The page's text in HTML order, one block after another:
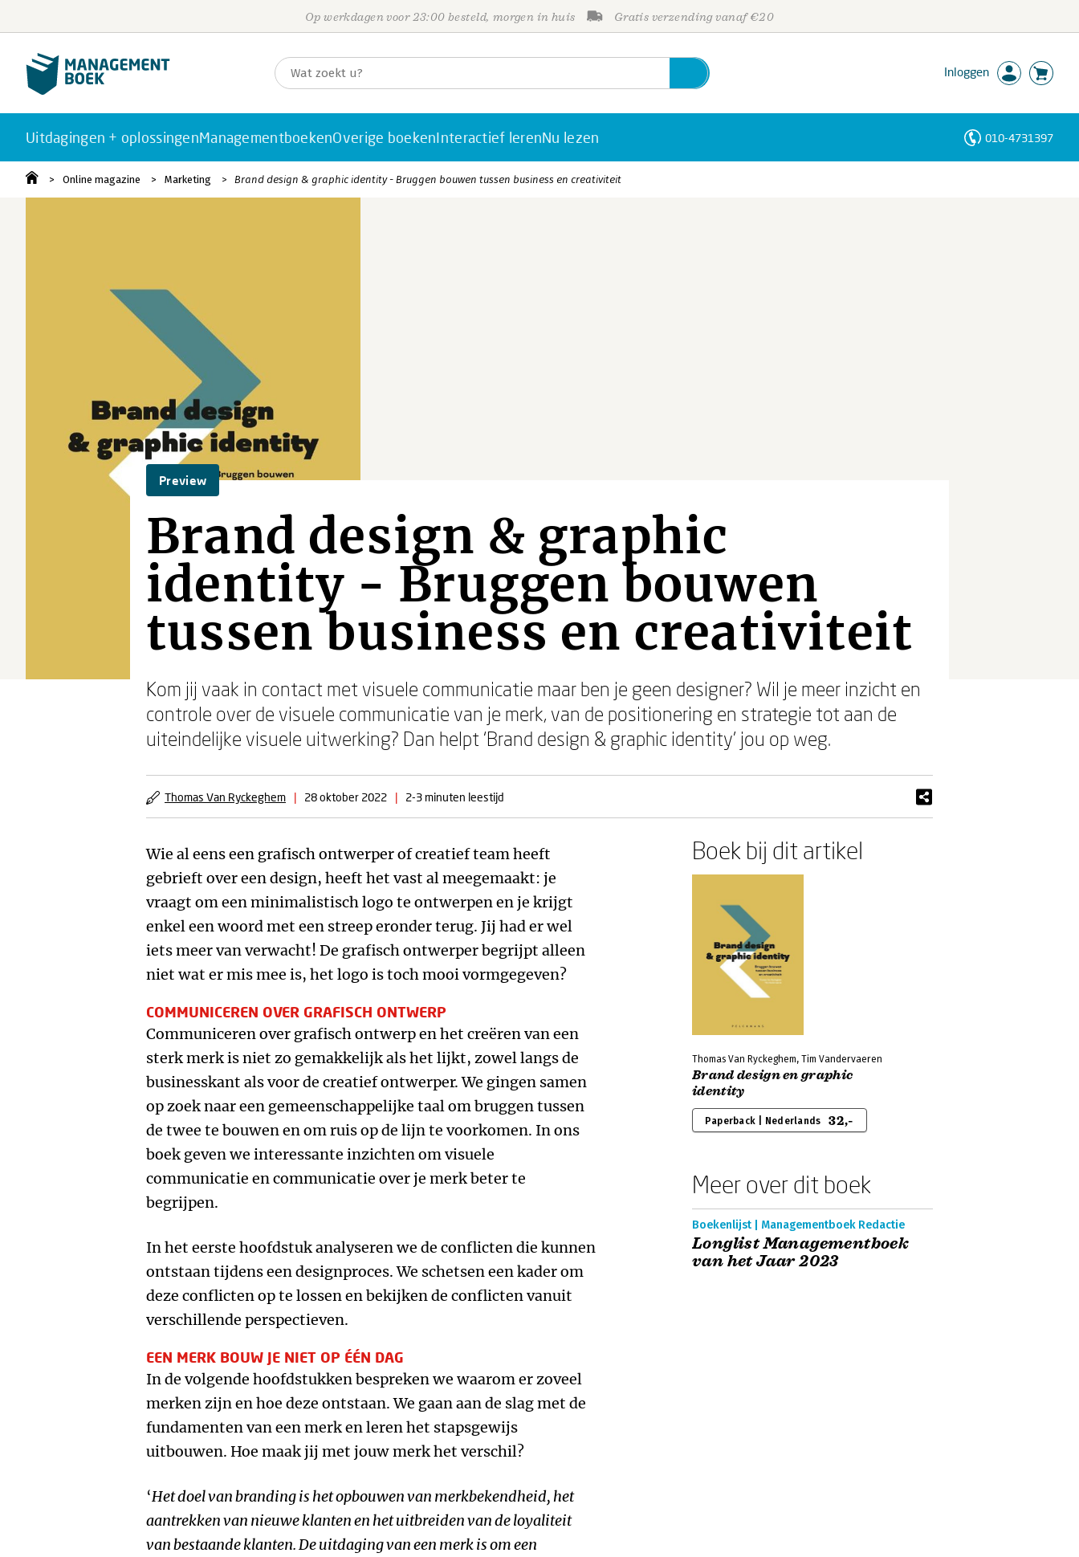
Op werkdagen voor 23:00 besteld, morgen in huis Gratis verzending vanaf €20
Inloggen
Uitdagingen + oplossingenManagementboekenOverige boekenInteractief lerenNu lezen 010-4731397
Online magazine Marketing Brand design & graphic identity - Bruggen bouwen tussen business en creativiteit
Preview
Brand design & graphic
identity - Bruggen bouwen
tussen business en creativiteit
Kom jij vaak in contact met visuele communicatie maar ben je geen designer? Wil je meer inzicht en
controle over de visuele communicatie van je merk, van de positionering en strategie tot aan de
uiteindelijke visuele uitwerking? Dan helpt ‘Brand design & graphic identity’ jou op weg.
Thomas Van Ryckeghem | 28 oktober 2022 | 2-3 minuten leestijd
Wie al eens een grafisch ontwerper of creatief team heeft
gebrieft over een design, heeft het vast al meegemaakt: je
vraagt om een minimalistisch logo te ontwerpen en je krijgt
enkel een woord met een streep eronder terug. Jij had er wel
iets meer van verwacht! De grafisch ontwerper begrijpt alleen
niet wat er mis mee is, het logo is toch mooi vormgegeven?
COMMUNICEREN OVER GRAFISCH ONTWERP
Communiceren over grafisch ontwerp en het creëren van een
sterk merk is niet zo gemakkelijk als het lijkt, zowel langs de
businesskant als voor de creatief ontwerper. We gingen samen
op zoek naar een gemeenschappelijke taal om bruggen tussen
de twee te bouwen en om ruis op de lijn te voorkomen. In ons
boek geven we interessante inzichten om visuele
communicatie en communicatie over je merk beter te
begrijpen.
In het eerste hoofdstuk analyseren we de conflicten die kunnen
ontstaan tijdens een designproces. We schetsen een kader om
deze conflicten op te lossen en bekijken de conflicten vanuit
verschillende perspectieven.
EEN MERK BOUW JE NIET OP ÉÉN DAG
In de volgende hoofdstukken bespreken we waarom er zoveel
merken zijn en hoe deze ontstaan. We gaan aan de slag met de
fundamenten van een merk en leren het stapsgewijs
uitbouwen. Hoe maak jij met jouw merk het verschil?
‘Het doel van branding is het opbouwen van merkbekendheid, het
aantrekken van nieuwe klanten en het uitbreiden van de loyaliteit
van bestaande klanten. De uitdaging van een merk is om een
Boek bij dit artikel
Thomas Van Ryckeghem, Tim Vandervaeren
Brand design en graphic
identity
Paperback | Nederlands 32,-
Meer over dit boek
Boekenlijst | Managementboek Redactie
Longlist Managementboek
van het Jaar 2023
Personen